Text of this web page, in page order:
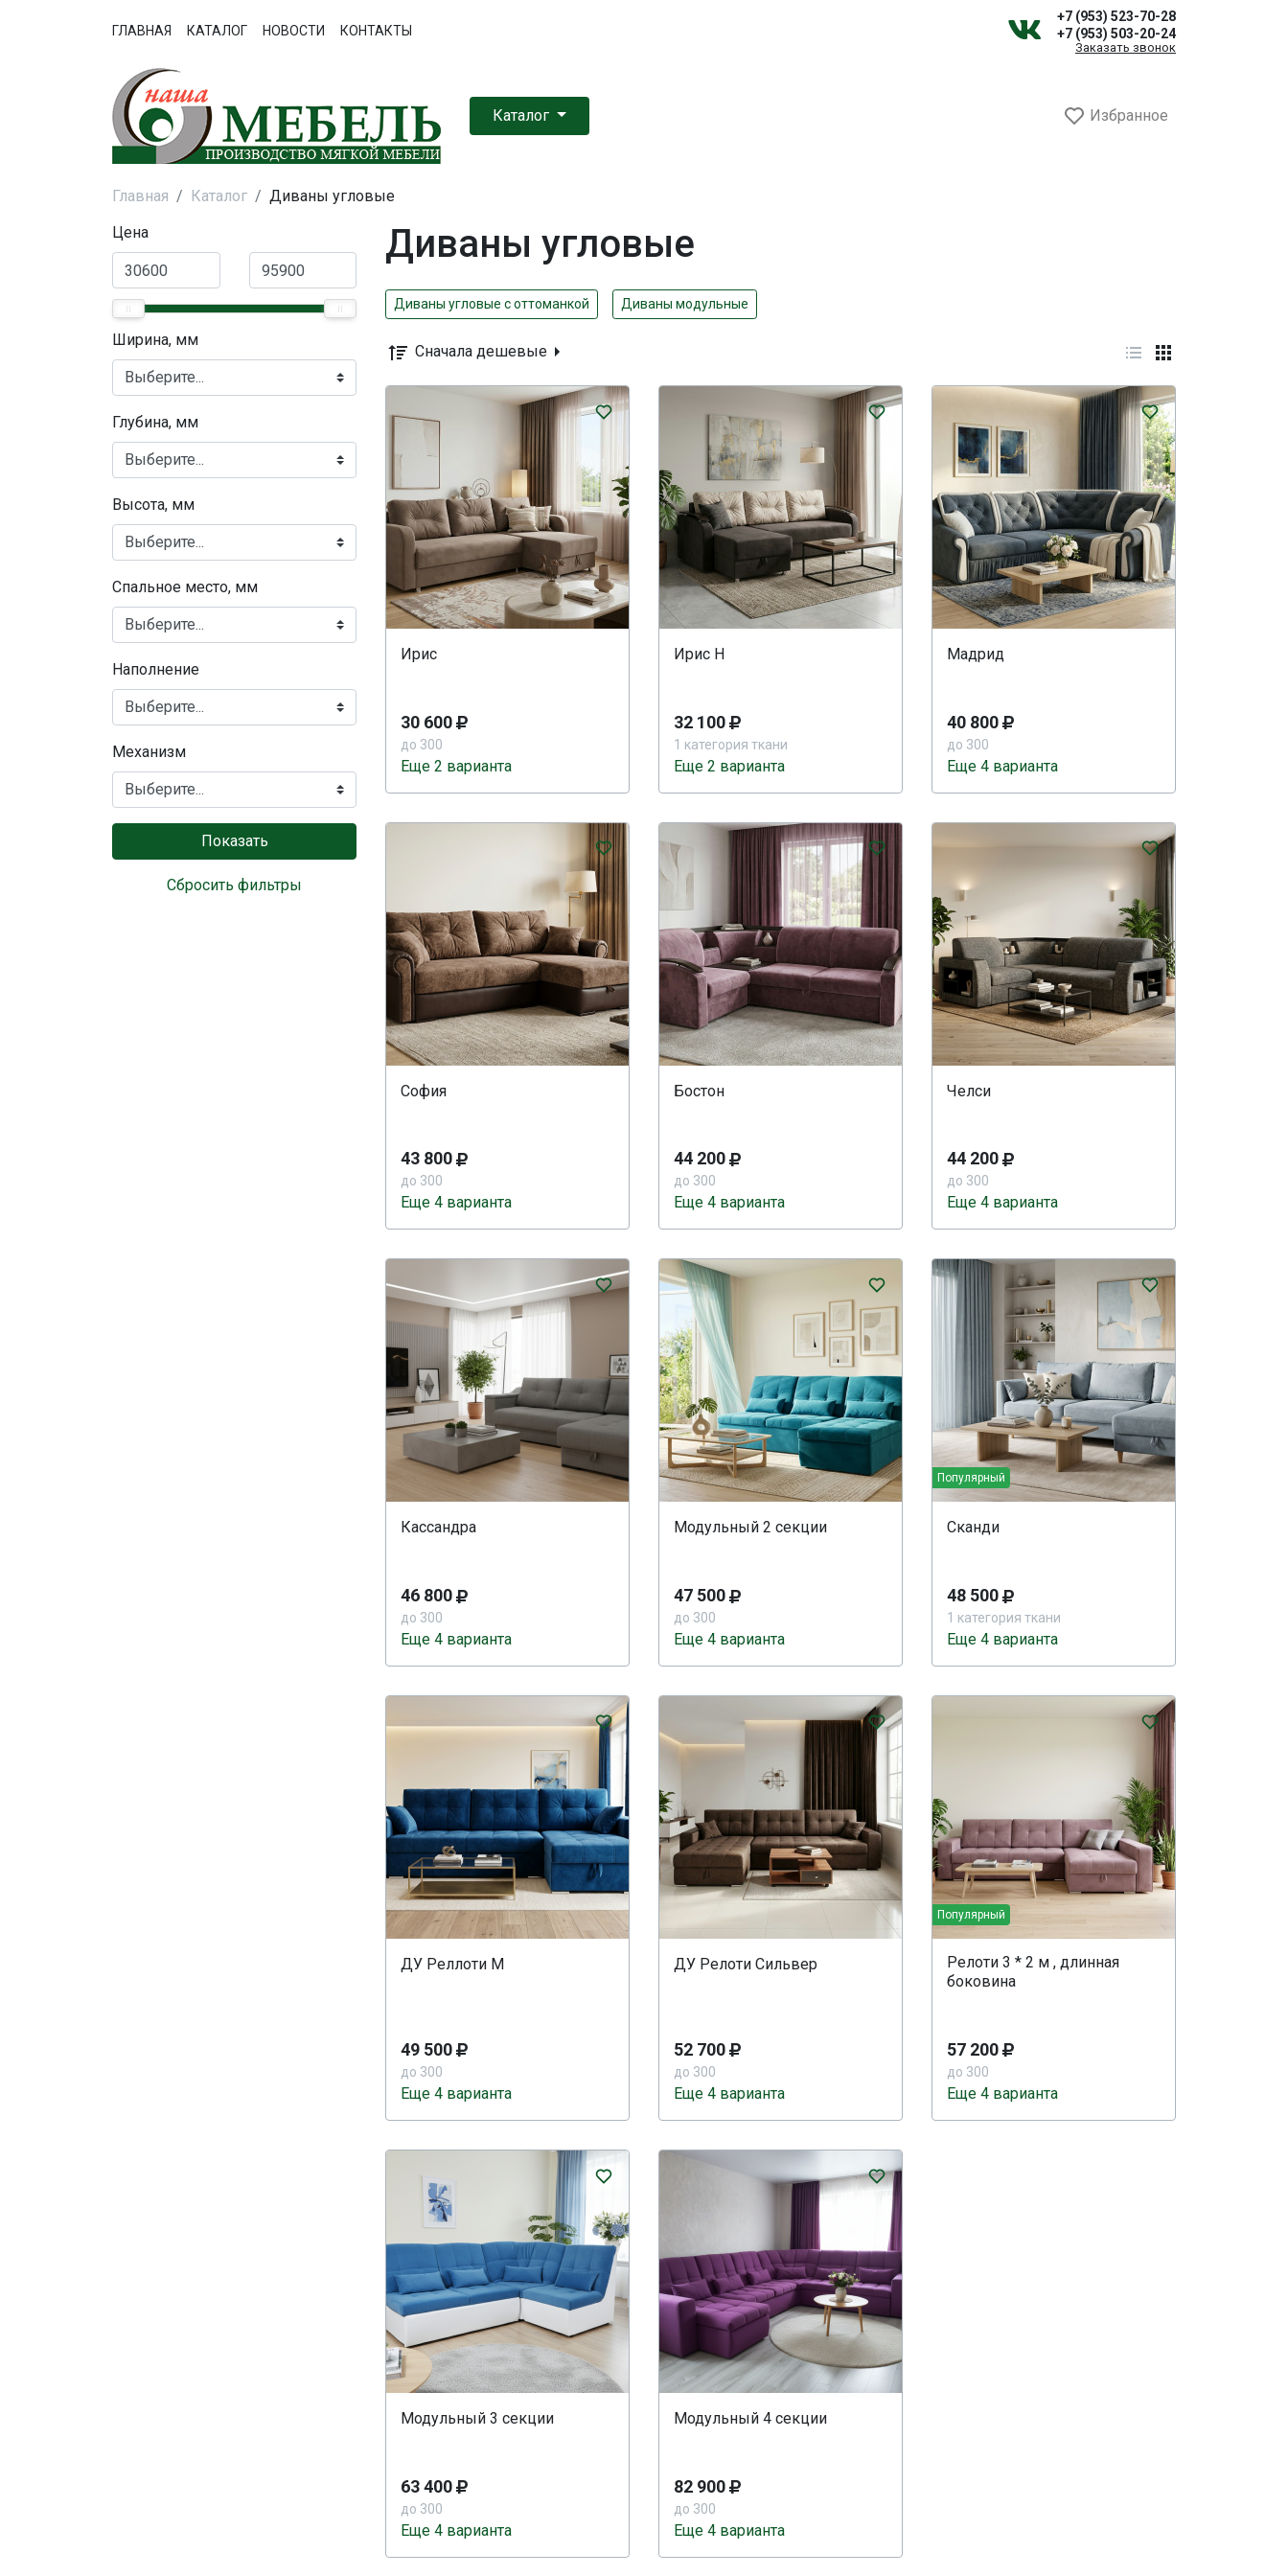
ГЛАВНАЯ КАТАЛОГ НОВОСТИ КОНТАКТЫ
+7 (953) 523-70-28
+7 (953) 503-20-24
Заказать звонок
Избранное
Каталог
Главная Каталог
Диваны угловые
Цена
Ширина, мм
Глубина, мм
Высота, мм
Спальное место, мм
Наполнение
Механизм
Показать
Сбросить фильтры
Диваны угловые
Диваны угловые с оттоманкой Диваны модульные
Сначала дешевые
Ирис
30 600
до 300
Еще 2 варианта
Ирис Н
32 100
1 категория ткани
Еще 2 варианта
Мадрид
40 800
до 300
Еще 4 варианта
София
43 800
до 300
Еще 4 варианта
Бостон
44 200
до 300
Еще 4 варианта
Челси
44 200
до 300
Еще 4 варианта
Кассандра
46 800
до 300
Еще 4 варианта
Модульный 2 секции
47 500
до 300
Еще 4 варианта
Популярный
Сканди
48 500
1 категория ткани
Еще 4 варианта
ДУ Реллоти М
49 500
до 300
Еще 4 варианта
ДУ Релоти Сильвер
52 700
до 300
Еще 4 варианта
Популярный
Релоти 3 * 2 м , длинная
боковина
57 200
до 300
Еще 4 варианта
Модульный 3 секции
63 400
до 300
Еще 4 варианта
Модульный 4 секции
82 900
до 300
Еще 4 варианта